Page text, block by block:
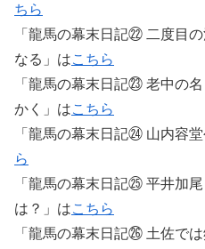
ちら
「龍馬の幕末日記㉒ 二度目
なる」はこちら
「龍馬の幕末日記㉓ 老中の
かく」はこちら
「龍馬の幕末日記㉔ 山内容
ら
「龍馬の幕末日記㉕ 平井加
は？」はこちら
「龍馬の幕末日記㉖ 土佐で